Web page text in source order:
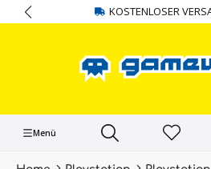
springen KOSTENLOSER
Menü